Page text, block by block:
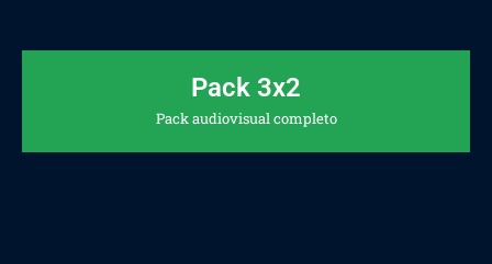
Pack 3x2
Pack audiovisual completo